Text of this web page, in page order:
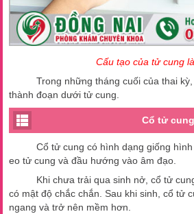
Cấu tạo của tử cung
Trong những tháng cuối của thai kỳ,
thành đoạn dưới tử cung.
Cổ tử
Cổ tử cung có hình dạng giống hình
eo tử cung và đầu hướng vào âm đạo.
Khi chưa trải qua sinh nở, cổ tử cung
có mật độ chắc chắn. Sau khi sinh, cổ tử
ngang và trở nên mềm hơn.